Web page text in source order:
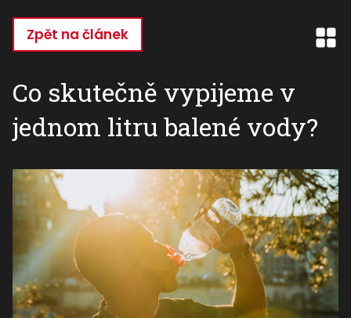
hlavnímu
Zpět na článek
Co skutečně vypijeme v
jednom litru balené vody?